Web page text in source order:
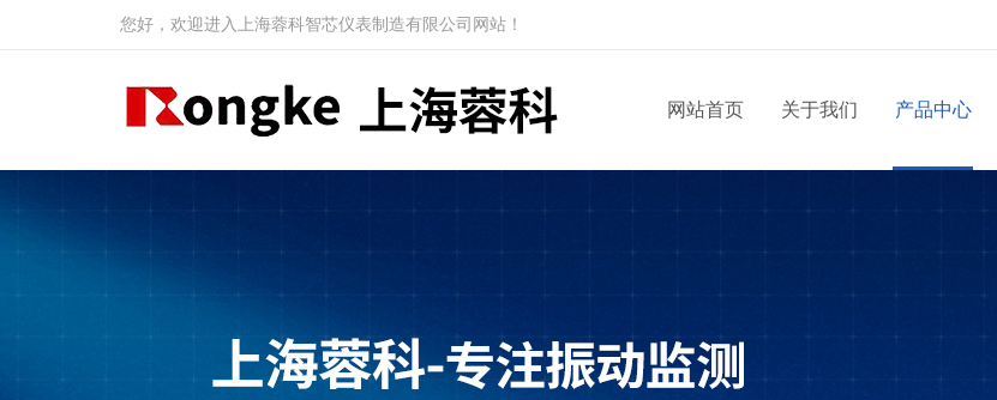
您好，欢迎进入上海蓉科智芯仪表制造有限公司网站！
网站首页 关于我们 产品中心